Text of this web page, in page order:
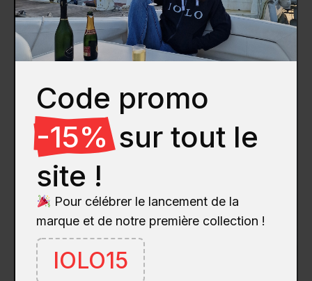
Code promo
-15% sur tout le
site !
Pour célébrer le lancement de la
marque et de notre première collection !
IOLO15